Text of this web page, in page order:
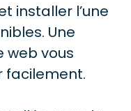
installer l’une
Une
web vous
facilement.